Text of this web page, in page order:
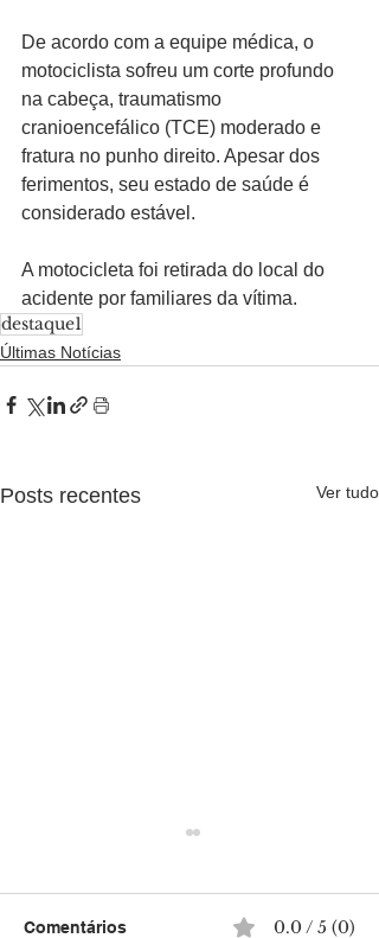
De acordo com a equipe médica, o
motociclista sofreu um corte profundo
na cabeça, traumatismo
cranioencefálico (TCE) moderado e
fratura no punho direito. Apesar dos
ferimentos, seu estado de saúde é
considerado estável.
A motocicleta foi retirada do local do
acidente por familiares da vítima.
destaque1
Últimas Notícias
Posts recentes Ver tudo
Comentários 0.0 / 5 (0)